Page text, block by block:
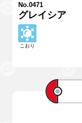
No.0471
グレイシア
こおり